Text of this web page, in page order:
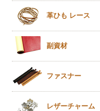
革ひも レース
副資材
ファスナー
レザーチャーム